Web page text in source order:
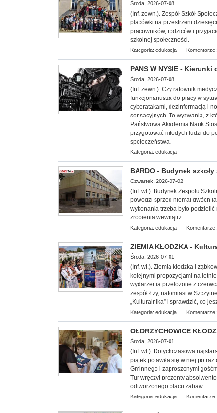
Środa, 2026-07-08
(Inf. zewn.). Zespół Szkół
placówki na przestrzeni
pracowników, rodziców i
szkolnej społeczności.
Kategoria: edukacja
PANS W NYSIE -
Środa, 2026-07-08
(Inf. zewn.). Czy ratownik
funkcjonariusza do pracy w
cyberatakami, dezinformacją i
sensacyjnych. To wyzwania, z
Państwowa Akademia Nauk
przygotować młodych ludzi do
społeczeństwa.
Kategoria: edukacja
BARDO - Budynek
Czwartek, 2026-07-02
(Inf. wł.). Budynek Zespołu
powodzi sprzed niemal dwóch
wykonania trzeba było
zrobienia wewnątrz.
Kategoria: edukacja
ZIEMIA KŁODZKA -
Środa, 2026-07-01
(Inf. wł.). Ziemia kłodzka i
kolejnymi propozycjami na
wydarzenia przełożone z
zespół Łzy, natomiast w
„Kulturalnika” i sprawdzić, co
Kategoria: edukacja
OŁDRZYCHOWICE
Środa, 2026-07-01
(Inf. wł.). Dotychczasowa
piątek pojawiła się w niej po
Gminnego i zaproszonymi
Tur wręczył prezenty
odtworzonego placu zabaw.
Kategoria: edukacja